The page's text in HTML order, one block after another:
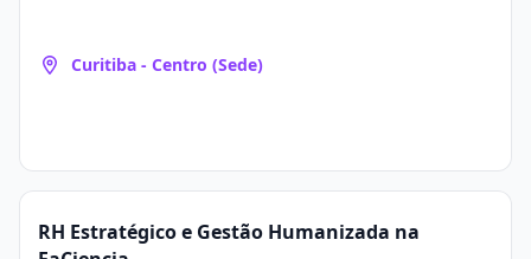
Curitiba - Centro (Sede)
RH Estratégico e Gestão Humanizada na